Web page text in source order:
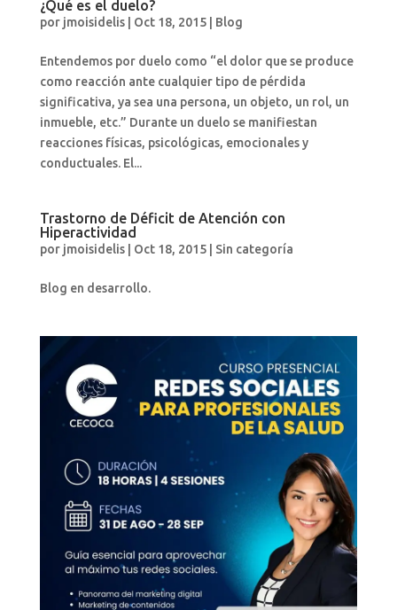
¿Qué es el duelo?
por jmoisidelis| Oct 18, 2015| Blog
Entendemos por duelo como “el dolor que se produce
como reacción ante cualquier tipo de pérdida
significativa, ya sea una persona, un objeto, un rol, un
inmueble, etc.” Durante un duelo se manifiestan
reacciones físicas, psicológicas, emocionales y
conductuales. El...
Trastorno de Déficit de Atención con
Hiperactividad
por jmoisidelis| Oct 18, 2015| Sin categoría
Blog en desarrollo.